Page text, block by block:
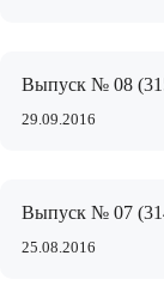
Выпуск № 08
29.09.2016
Выпуск № 07
25.08.2016